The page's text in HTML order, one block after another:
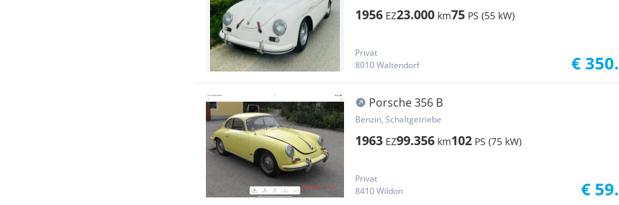
1956 EZ23.000 km75 PS (55 kW)
Privat
8010 Waltendorf
€
Porsche 356 B
Benzin, Schaltgetriebe
1963 EZ99.356 km102 PS (75 kW)
Privat
8410 Wildon
€